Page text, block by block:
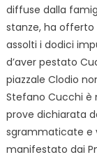
diffuse dalla
stanze, ha offerto
assolti i dodici
d’aver pestato
piazzale Clodio
Stefano Cucchi è
prove dichiarata
sgrammaticate e
manifestato dai